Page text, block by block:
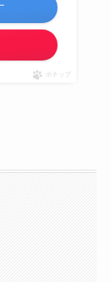
ポチップ